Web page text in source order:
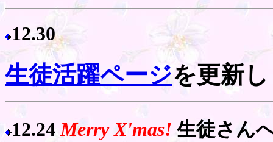
12.30
生徒活躍ページを更新
12.24 Merry X'mas! 生徒さん